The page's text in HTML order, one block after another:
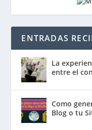
ENTRADAS
La
entre el
Como
Blog o tu